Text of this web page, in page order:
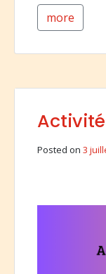
more
Posted on 3